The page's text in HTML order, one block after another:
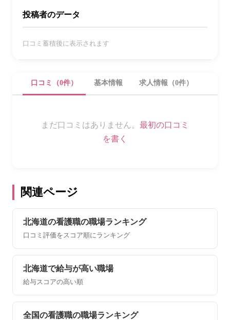
投稿者のデータ
口コミ蓄積後に表示されます
口コミ（0件） 基本情報 求人情報（0件）
まだ口コミはありません。 最初の口コミ
を書く
関連ページ
北海道の看護職の職場ランキング
口コミ評価をスコア順にランキング
北海道で給与が高い職場
給与スコアの高い順
全国の看護職の職場ランキング